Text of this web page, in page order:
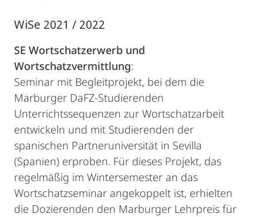
WiSe 2021 / 2022
SE Wortschatzerwerb und
Wortschatzvermittlung:
Seminar mit Begleitprojekt, bei dem die
Marburger DaFZ-Studierenden
Unterrichtssequenzen zur Wortschatzarbeit
entwickeln und mit Studierenden der
spanischen Partneruniversität in Sevilla
(Spanien) erproben. Für dieses Projekt, das
regelmäßig im Wintersemester an das
Wortschatzseminar angekoppelt ist, erhielten
die Dozierenden den Marburger Lehrpreis für